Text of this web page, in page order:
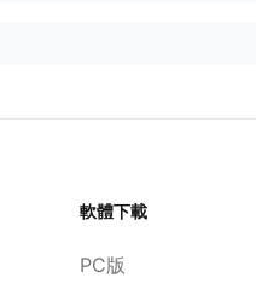
軟體下載
PC版